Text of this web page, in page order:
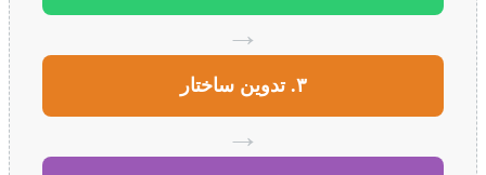
→
۳. تدوین ساختار
→